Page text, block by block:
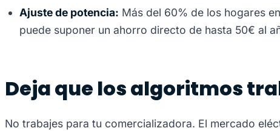
Ajuste de potencia: Más del 60% de los hogares
puede suponer un ahorro directo de hasta 50€ al
Deja que los algoritmos
No trabajes para tu comercializadora. El mercado